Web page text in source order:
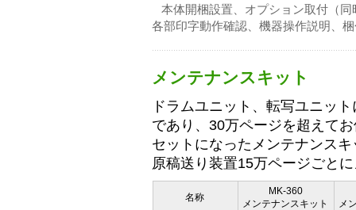
本体開梱設置、オプション取付（
各部印字動作確認、機器操作説明、
メンテナンスキット
ドラムユニット、転写ユニッ
であり、30万ページを超えて
セットになったメンテナンス
原稿送り装置15万ページごと
名称
MK-360
メンテナンスキット
メ